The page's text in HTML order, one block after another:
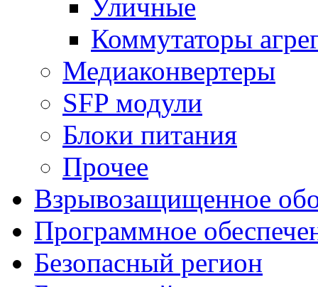
Уличные
Коммутаторы
Медиаконвертеры
SFP модули
Блоки питания
Прочее
Взрывозащищенное
Программное
Безопасный регион